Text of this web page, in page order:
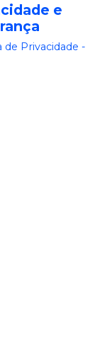
e
de Privacidade -